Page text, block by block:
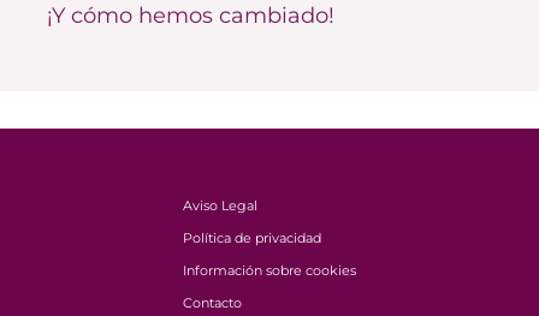
¡Y cómo hemos cambiado!
Aviso Legal
Política de privacidad
Información sobre cookies
Contacto